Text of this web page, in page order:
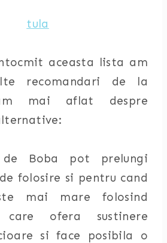
aceasta lista am
recomandari de la
mai aflat despre
de Boba pot prelungi
folosire si pentru cand
mai mare folosind
care ofera sustinere
si face posibila o